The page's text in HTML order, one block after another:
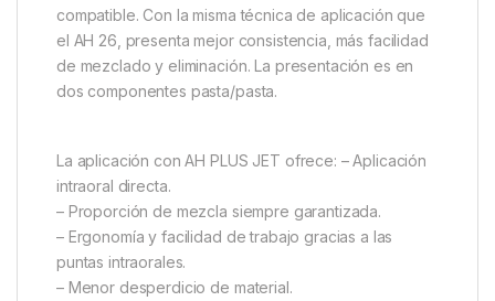
compatible. Con la misma técnica de aplicación que
el AH 26, presenta mejor consistencia, más facilidad
de mezclado y eliminación. La presentación es en
dos componentes pasta/pasta.
La aplicación con AH PLUS JET ofrece: – Aplicación
intraoral directa.
– Proporción de mezcla siempre garantizada.
– Ergonomía y facilidad de trabajo gracias a las
puntas intraorales.
– Menor desperdicio de material.